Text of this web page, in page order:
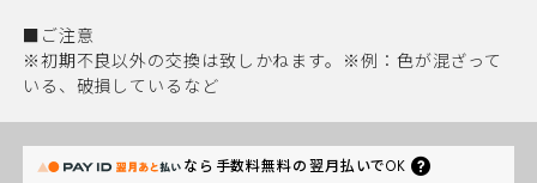
■ご注意
※初期不良以外の交換は致しかねます。※例：色が混ざって
いる、破損しているなど
なら 手数料無料の翌月払いでOK